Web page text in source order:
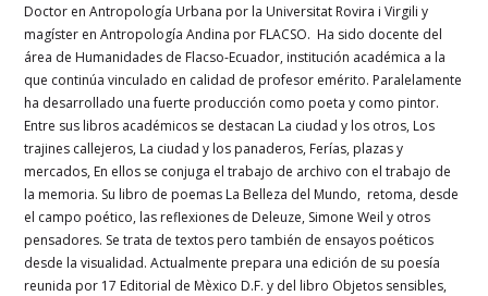
Doctor en Antropología Urbana por la Universitat Rovira i Virgili y
magíster en Antropología Andina por FLACSO. Ha sido docente del
área de Humanidades de Flacso-Ecuador, institución académica a la
que continúa vinculado en calidad de profesor emérito. Paralelamente
ha desarrollado una fuerte producción como poeta y como pintor.
Entre sus libros académicos se destacan La ciudad y los otros, Los
trajines callejeros, La ciudad y los panaderos, Ferías, plazas y
mercados, En ellos se conjuga el trabajo de archivo con el trabajo de
la memoria. Su libro de poemas La Belleza del Mundo, retoma, desde
el campo poético, las reflexiones de Deleuze, Simone Weil y otros
pensadores. Se trata de textos pero también de ensayos poéticos
desde la visualidad. Actualmente prepara una edición de su poesía
reunida por 17 Editorial de Mèxico D.F. y del libro Objetos sensibles,